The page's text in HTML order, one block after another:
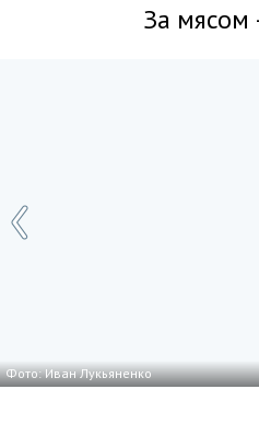
За
Фото: Иван Лукьяненко